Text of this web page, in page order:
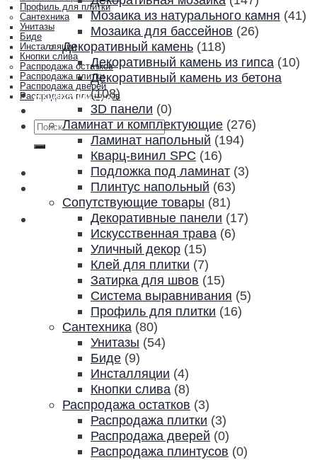
Профиль для плитки
Сантехника
Унитазы
Биде
Инсталляции
Кнопки слива
Распродажа остатков
Распродажа плитки
Распродажа дверей
Распродажа плинтусов
Акции и скидки
Контакты
Искать:
Мозаика из натурального камня (41)
Мозаика для бассейнов (26)
Декоративный камень (118)
Декоративный камень из гипса (10)
Декоративный камень из бетона
(108)
3D панели (0)
Ламинат и комплектующие (276)
Ламинат напольный (194)
Кварц-винил SPC (16)
Подложка под ламинат (3)
Плинтус напольный (63)
Сопутствующие товары (81)
Декоративные панели (17)
Искусственная трава (6)
Уличный декор (15)
Клей для плитки (7)
Затирка для швов (15)
Система выравнивания (5)
Профиль для плитки (16)
Сантехника (80)
Унитазы (54)
Биде (9)
Инсталляции (4)
Кнопки слива (8)
Распродажа остатков (3)
Распродажа плитки (3)
Распродажа дверей (0)
Распродажа плинтусов (0)